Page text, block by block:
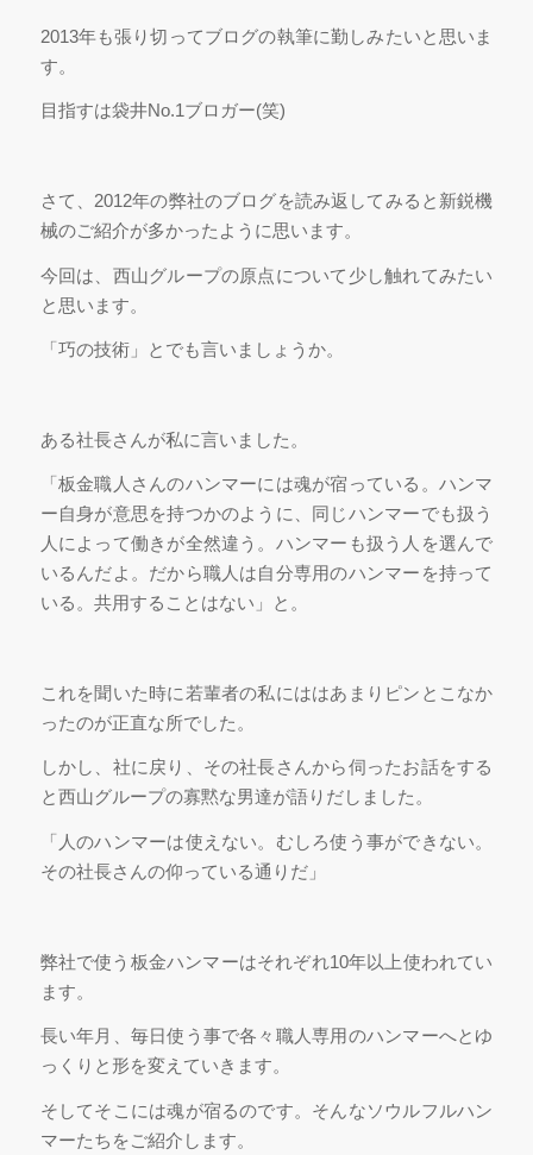
2013年も張り切ってブログの執筆に勤しみたいと思いま
す。
目指すは袋井No.1ブロガー(笑)
さて、2012年の弊社のブログを読み返してみると新鋭機
械のご紹介が多かったように思います。
今回は、西山グループの原点について少し触れてみたい
と思います。
「巧の技術」とでも言いましょうか。
ある社長さんが私に言いました。
「板金職人さんのハンマーには魂が宿っている。ハンマ
ー自身が意思を持つかのように、同じハンマーでも扱う
人によって働きが全然違う。ハンマーも扱う人を選んで
いるんだよ。だから職人は自分専用のハンマーを持って
いる。共用することはない」と。
これを聞いた時に若輩者の私にははあまりピンとこなか
ったのが正直な所でした。
しかし、社に戻り、その社長さんから伺ったお話をする
と西山グループの寡黙な男達が語りだしました。
「人のハンマーは使えない。むしろ使う事ができない。
その社長さんの仰っている通りだ」
弊社で使う板金ハンマーはそれぞれ10年以上使われてい
ます。
長い年月、毎日使う事で各々職人専用のハンマーへとゆ
っくりと形を変えていきます。
そしてそこには魂が宿るのです。そんなソウルフルハン
マーたちをご紹介します。